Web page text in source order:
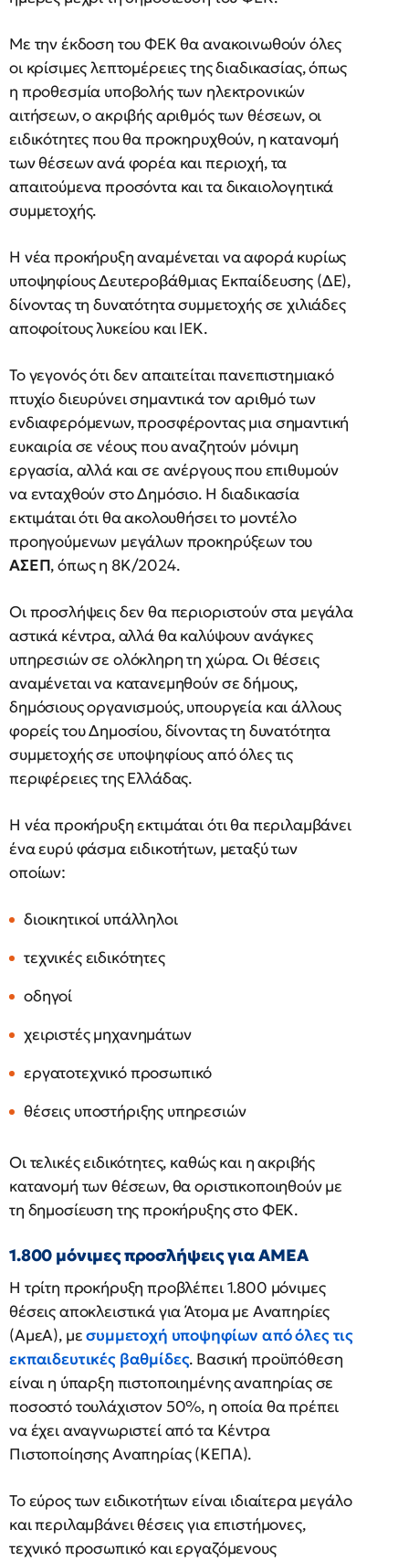
Με την έκδοση του ΦΕΚ θα ανακοινωθούν όλες
οι κρίσιμες λεπτομέρειες της διαδικασίας, όπως
η προθεσμία υποβολής των ηλεκτρονικών
αιτήσεων, ο ακριβής αριθμός των θέσεων, οι
ειδικότητες που θα προκηρυχθούν, η κατανομή
των θέσεων ανά φορέα και περιοχή, τα
απαιτούμενα προσόντα και τα δικαιολογητικά
συμμετοχής.
Η νέα προκήρυξη αναμένεται να αφορά κυρίως
υποψηφίους Δευτεροβάθμιας Εκπαίδευσης (ΔΕ),
δίνοντας τη δυνατότητα συμμετοχής σε χιλιάδες
αποφοίτους λυκείου και ΙΕΚ.
Το γεγονός ότι δεν απαιτείται πανεπιστημιακό
πτυχίο διευρύνει σημαντικά τον αριθμό των
ενδιαφερόμενων, προσφέροντας μια σημαντική
ευκαιρία σε νέους που αναζητούν μόνιμη
εργασία, αλλά και σε ανέργους που επιθυμούν
να ενταχθούν στο Δημόσιο. Η διαδικασία
εκτιμάται ότι θα ακολουθήσει το μοντέλο
προηγούμενων μεγάλων προκηρύξεων του
ΑΣΕΠ, όπως η 8Κ/2024.
Οι προσλήψεις δεν θα περιοριστούν στα μεγάλα
αστικά κέντρα, αλλά θα καλύψουν ανάγκες
υπηρεσιών σε ολόκληρη τη χώρα. Οι θέσεις
αναμένεται να κατανεμηθούν σε δήμους,
δημόσιους οργανισμούς, υπουργεία και άλλους
φορείς του Δημοσίου, δίνοντας τη δυνατότητα
συμμετοχής σε υποψηφίους από όλες τις
περιφέρειες της Ελλάδας.
Η νέα προκήρυξη εκτιμάται ότι θα περιλαμβάνει
ένα ευρύ φάσμα ειδικοτήτων, μεταξύ των
οποίων:
διοικητικοί υπάλληλοι
τεχνικές ειδικότητες
οδηγοί
χειριστές μηχανημάτων
εργατοτεχνικό προσωπικό
θέσεις υποστήριξης υπηρεσιών
Οι τελικές ειδικότητες, καθώς και η ακριβής
κατανομή των θέσεων, θα οριστικοποιηθούν με
τη δημοσίευση της προκήρυξης στο ΦΕΚ.
1.800 μόνιμες προσλήψεις για ΑΜΕΑ
Η τρίτη προκήρυξη προβλέπει 1.800 μόνιμες
θέσεις αποκλειστικά για Άτομα με Αναπηρίες
(ΑμεΑ), μεσυμμετοχή υποψηφίων από όλες τις
εκπαιδευτικές βαθμίδες. Βασική προϋπόθεση
είναι η ύπαρξη πιστοποιημένης αναπηρίας σε
ποσοστό τουλάχιστον 50%, η οποία θα πρέπει
να έχει αναγνωριστεί από τα Κέντρα
Πιστοποίησης Αναπηρίας (ΚΕΠΑ).
Το εύρος των ειδικοτήτων είναι ιδιαίτερα μεγάλο
και περιλαμβάνει θέσεις για επιστήμονες,
τεχνικό προσωπικό και εργαζόμενους